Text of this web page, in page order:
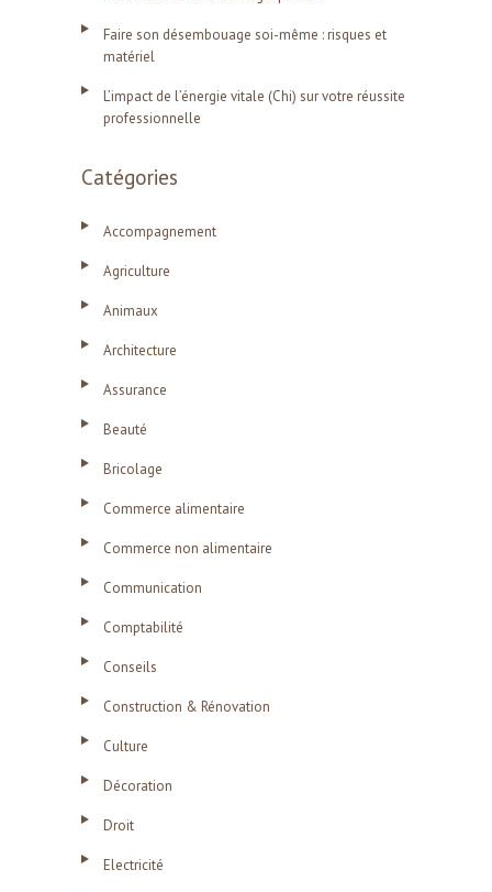
Faire son désembouage soi-même : risques et
matériel
L’impact de l’énergie vitale (Chi) sur votre réussite
professionnelle
Catégories
Accompagnement
Agriculture
Animaux
Architecture
Assurance
Beauté
Bricolage
Commerce alimentaire
Commerce non alimentaire
Communication
Comptabilité
Conseils
Construction & Rénovation
Culture
Décoration
Droit
Electricité